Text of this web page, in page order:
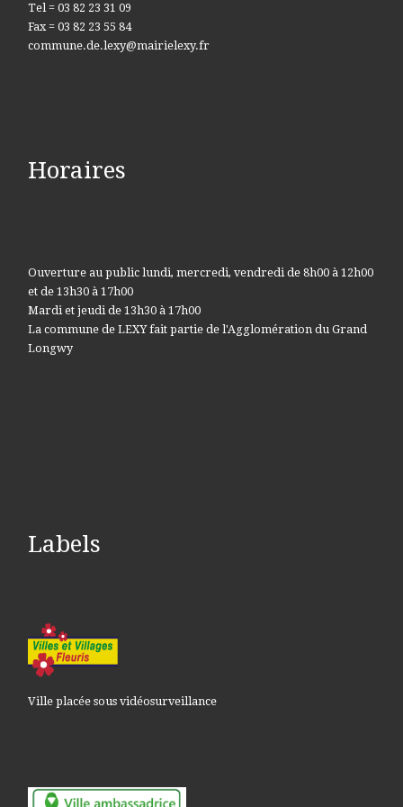
Tel = 03 82 23 31 09
Fax = 03 82 23 55 84
commune.de.lexy@mairielexy.fr
Horaires
Ouverture au public lundi, mercredi, vendredi de 8h00 à 12h00
et de 13h30 à 17h00
Mardi et jeudi de 13h30 à 17h00
La commune de LEXY fait partie de l'Agglomération du Grand
Longwy
Labels
Ville placée sous vidéosurveillance